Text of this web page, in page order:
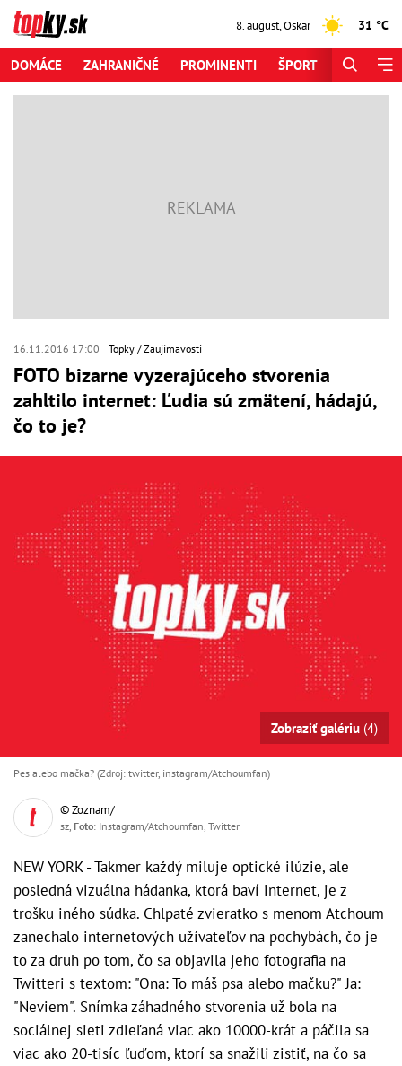
8. august,Oskar 31 °C
DOMÁCE ZAHRANIČNÉ PROMINENTI ŠPORT
16.11.2016 17:00 Topky Zaujímavosti
FOTO bizarne vyzerajúceho stvorenia
zahltilo internet: Ľudia sú zmätení, hádajú,
čo to je?
Zobraziť galériu (4)
Pes alebo mačka? (Zdroj: twitter, instagram/Atchoumfan)
© Zoznam/
sz, Foto: Instagram/Atchoumfan, Twitter
NEW YORK - Takmer každý miluje optické ilúzie, ale
posledná vizuálna hádanka, ktorá baví internet, je z
trošku iného súdka. Chlpaté zvieratko s menom Atchoum
zanechalo internetových užívateľov na pochybách, čo je
to za druh po tom, čo sa objavila jeho fotografia na
Twitteri s textom: "Ona: To máš psa alebo mačku?" Ja:
"Neviem". Snímka záhadného stvorenia už bola na
sociálnej sieti zdieľaná viac ako 10000-krát a páčila sa
viac ako 20-tisíc ľuďom, ktorí sa snažili zistiť, na čo sa